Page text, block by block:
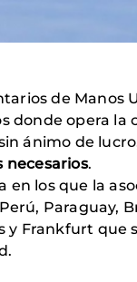
de
donde opera la
ánimo de
necesarios.
los que la
Paraguay,
y Frankfurt